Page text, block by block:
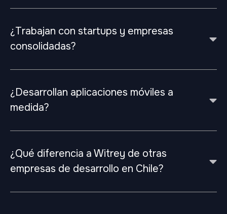
¿Trabajan con startups y empresas
consolidadas?
¿Desarrollan aplicaciones móviles a
medida?
¿Qué diferencia a Witrey de otras
empresas de desarrollo en Chile?